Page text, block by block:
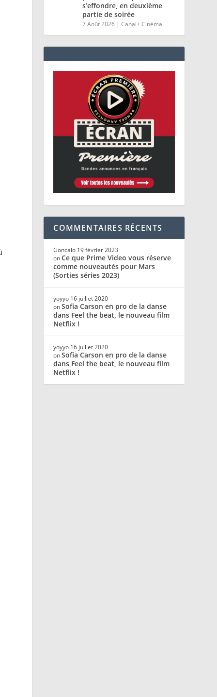
s’effondre, en deuxième
partie de soirée
7 Août 2026 |Canal+ Cinéma
COMMENTAIRES RÉCENTS
Goncalo 19 février 2023
onCe que Prime Video vous réserve
comme nouveautés pour Mars
(Sorties séries 2023)
yoyyo 16 juillet 2020
onSofia Carson en pro de la danse
dans Feel the beat, le nouveau film
Netflix !
yoyyo 16 juillet 2020
onSofia Carson en pro de la danse
dans Feel the beat, le nouveau film
Netflix !